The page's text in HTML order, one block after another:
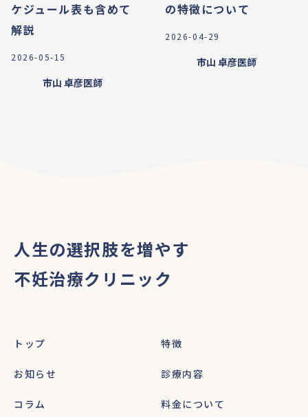
ケジュール表も含めて
解説
2026-05-15
市山 卓彦医師
の特徴について
2026-04-29
市山 卓彦医師
人生の選択肢を増やす
不妊治療クリニック
トップ 特徴
お知らせ 診療内容
コラム 料金について